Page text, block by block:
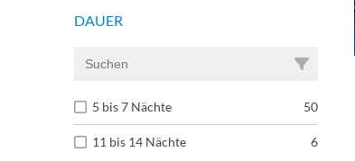
DAUER
5 bis 7 Nächte 50
11 bis 14 Nächte 6